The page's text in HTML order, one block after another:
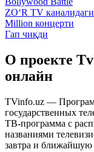
ZO‘R TV
Million концерти
Гап чиқди
О проекте
онлайн
TVinfo.uz —
государственных
ТВ-программа с
названиями
завтра и ближайшую